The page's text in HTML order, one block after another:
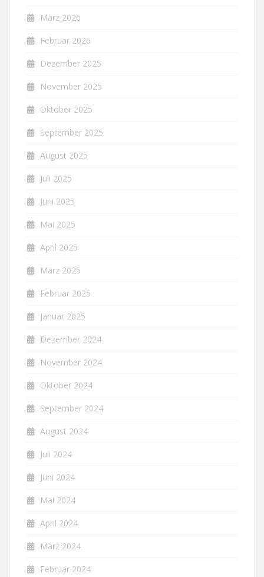
März 2026
Februar 2026
Dezember 2025
November 2025
Oktober 2025
September 2025
August 2025
Juli 2025
Juni 2025
Mai 2025
April 2025
März 2025
Februar 2025
Januar 2025
Dezember 2024
November 2024
Oktober 2024
September 2024
August 2024
Juli 2024
Juni 2024
Mai 2024
April 2024
März 2024
Februar 2024